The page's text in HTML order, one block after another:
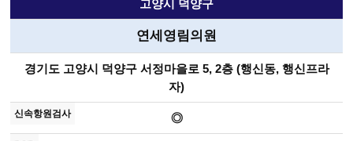
고양시 덕양구
연세영림의원
경기도 고양시 덕양구 서정마을로 5, 2층 (행신동, 행신프라
자)
◎